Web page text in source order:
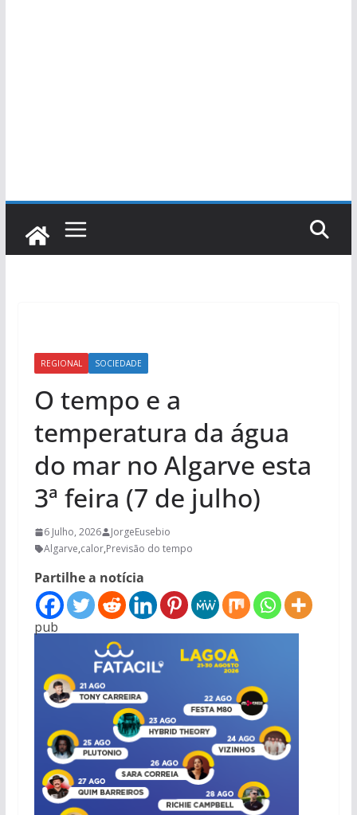
REGIONAL SOCIEDADE
O tempo e a
temperatura da água
do mar no Algarve esta
3ª feira (7 de julho)
6 Julho, 2026
JorgeEusebio
Algarve,calor,Previsão do tempo
Partilhe a notícia
pub